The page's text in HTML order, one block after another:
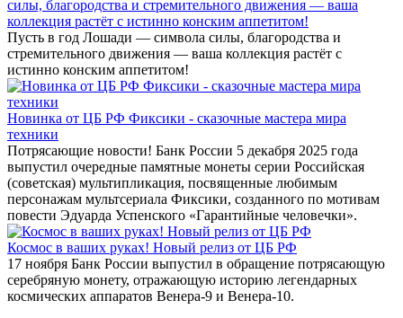
силы, благородства и стремительного движения — ваша
коллекция растёт с истинно конским аппетитом!
Пусть в год Лошади — символа силы, благородства и
стремительного движения — ваша коллекция растёт с
истинно конским аппетитом!
Новинка от ЦБ РФ Фиксики - сказочные мастера мира
техники
Потрясающие новости! Банк России 5 декабря 2025 года
выпустил очередные памятные монеты серии Российская
(советская) мультипликация, посвященные любимым
персонажам мультсериала Фиксики, созданного по мотивам
повести Эдуарда Успенского «Гарантийные человечки».
Космос в ваших руках! Новый релиз от ЦБ РФ
17 ноября Банк России выпустил в обращение потрясающую
серебряную монету, отражающую историю легендарных
космических аппаратов Венера-9 и Венера-10.